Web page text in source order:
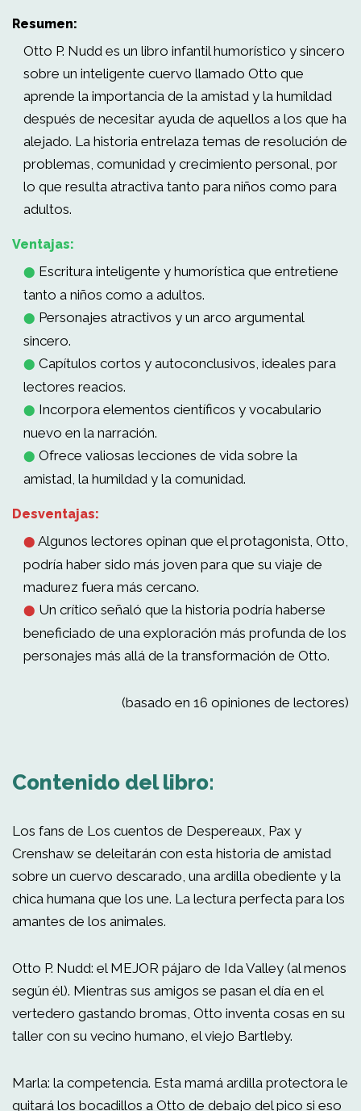
Resumen:
Otto P. Nudd es un libro infantil humorístico y sincero
sobre un inteligente cuervo llamado Otto que
aprende la importancia de la amistad y la humildad
después de necesitar ayuda de aquellos a los que ha
alejado. La historia entrelaza temas de resolución de
problemas, comunidad y crecimiento personal, por
lo que resulta atractiva tanto para niños como para
adultos.
Ventajas:
⬤ Escritura inteligente y humorística que entretiene
tanto a niños como a adultos.
⬤ Personajes atractivos y un arco argumental
sincero.
⬤ Capítulos cortos y autoconclusivos, ideales para
lectores reacios.
⬤ Incorpora elementos científicos y vocabulario
nuevo en la narración.
⬤ Ofrece valiosas lecciones de vida sobre la
amistad, la humildad y la comunidad.
Desventajas:
⬤ Algunos lectores opinan que el protagonista, Otto,
podría haber sido más joven para que su viaje de
madurez fuera más cercano.
⬤ Un crítico señaló que la historia podría haberse
beneficiado de una exploración más profunda de los
personajes más allá de la transformación de Otto.
(basado en 16 opiniones de lectores)
Contenido del libro:
Los fans de Los cuentos de Despereaux, Pax y
Crenshaw se deleitarán con esta historia de amistad
sobre un cuervo descarado, una ardilla obediente y la
chica humana que los une. La lectura perfecta para los
amantes de los animales.
Otto P. Nudd: el MEJOR pájaro de Ida Valley (al menos
según él). Mientras sus amigos se pasan el día en el
vertedero gastando bromas, Otto inventa cosas en su
taller con su vecino humano, el viejo Bartleby.
Marla: la competencia. Esta mamá ardilla protectora le
quitará los bocadillos a Otto de debajo del pico si eso